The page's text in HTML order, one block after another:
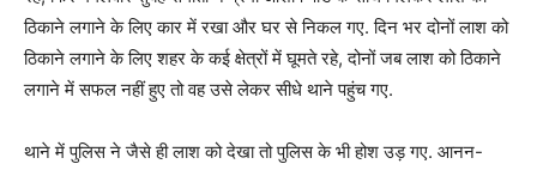
ठिकाने लगाने के लिए कार में रखा और घर से निकल गए. दिन भर दोनों लाश को
ठिकाने लगाने के लिए शहर के कई क्षेत्रों में घूमते रहे, दोनों जब लाश को ठिकाने
लगाने में सफल नहीं हुए तो वह उसे लेकर सीधे थाने पहुंच गए.
थाने में पुलिस ने जैसे ही लाश को देखा तो पुलिस के भी होश उड़ गए. आनन-